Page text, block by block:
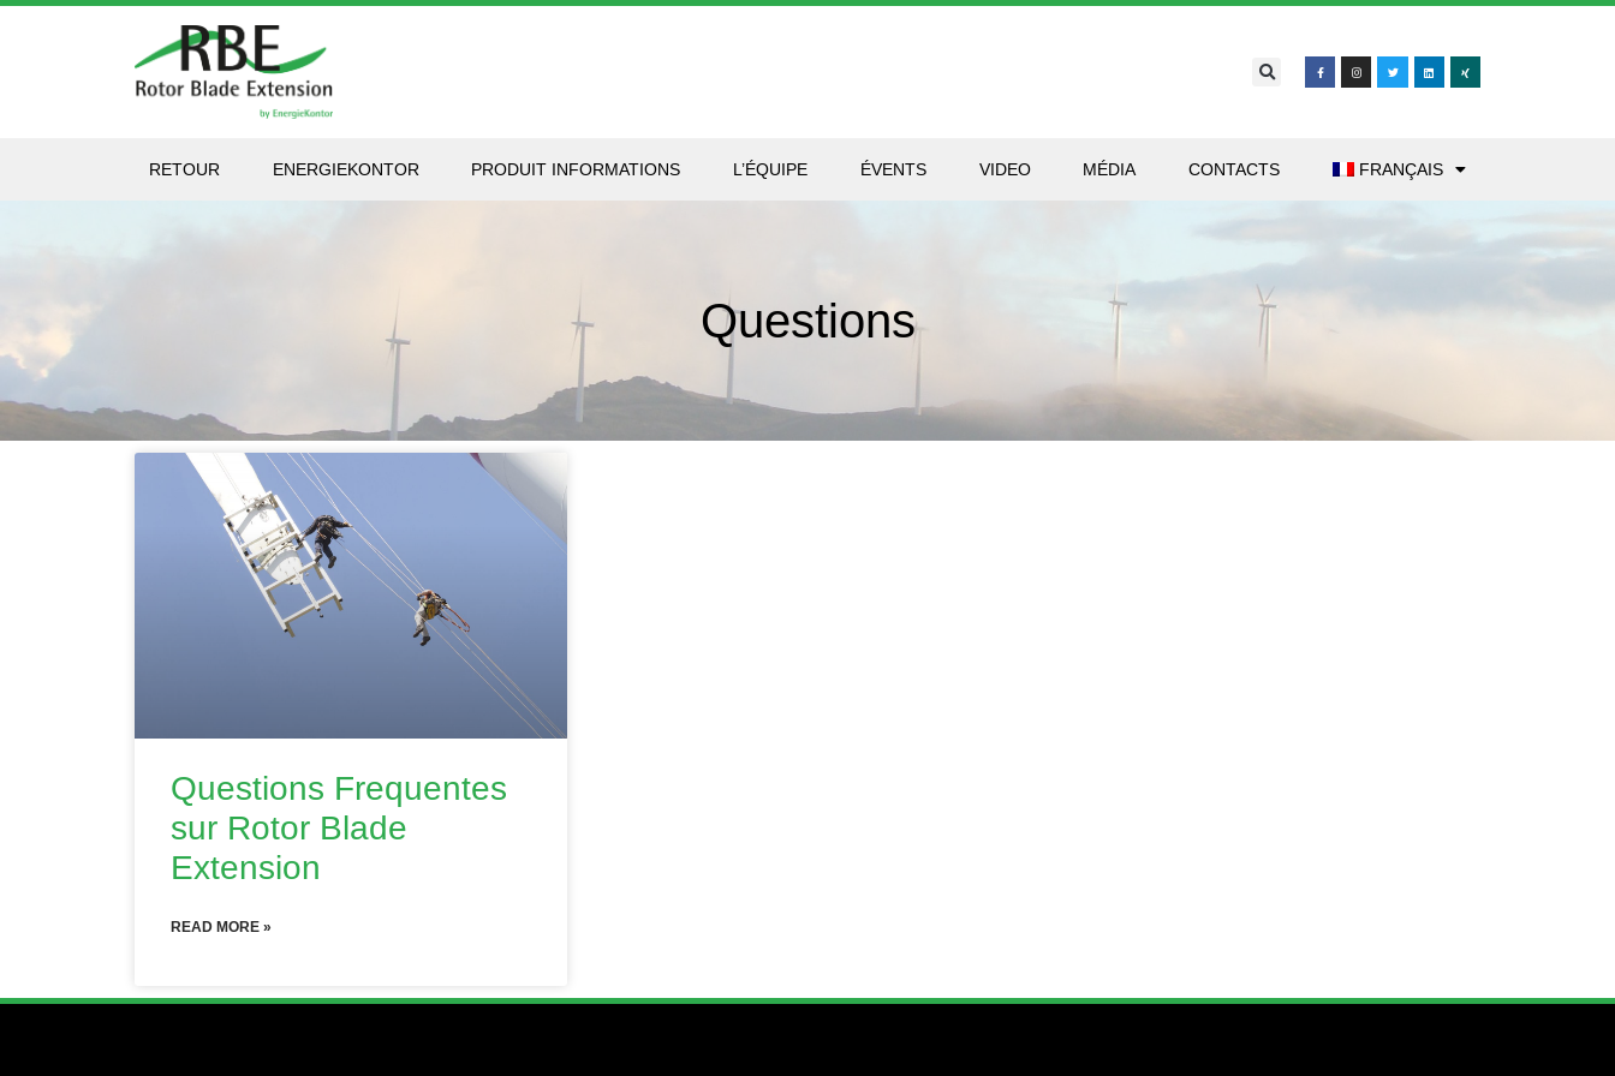
RETOUR ENERGIEKONTOR PRODUIT INFORMATIONS L’ÉQUIPE ÉVENTS VIDEO MÉDIA CONTACTS FRANÇAIS
Questions
Questions Frequentes
sur Rotor Blade
Extension
READ MORE »